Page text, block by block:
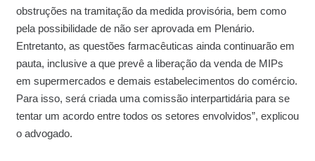
obstruções na tramitação da medida provisória, bem como
pela possibilidade de não ser aprovada em Plenário.
Entretanto, as questões farmacêuticas ainda continuarão em
pauta, inclusive a que prevê a liberação da venda de MIPs
em supermercados e demais estabelecimentos do comércio.
Para isso, será criada uma comissão interpartidária para se
tentar um acordo entre todos os setores envolvidos”, explicou
o advogado.